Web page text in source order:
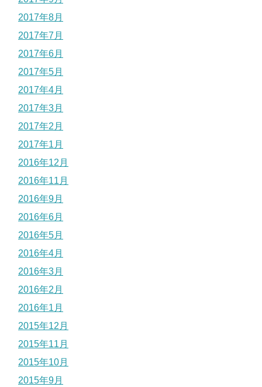
2017年8月
2017年7月
2017年6月
2017年5月
2017年4月
2017年3月
2017年2月
2017年1月
2016年12月
2016年11月
2016年9月
2016年6月
2016年5月
2016年4月
2016年3月
2016年2月
2016年1月
2015年12月
2015年11月
2015年10月
2015年9月